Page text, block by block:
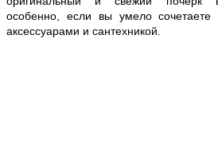
особенно, если вы умело сочетаете
аксессуарами и сантехникой.